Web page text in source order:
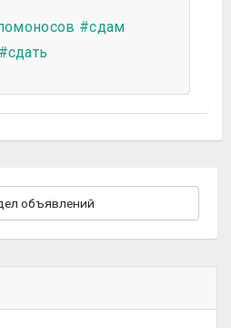
#сдам
#сдать
объявлений